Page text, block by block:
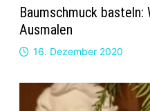
Baumschmuck basteln:
Ausmalen
16. Dezember 2020